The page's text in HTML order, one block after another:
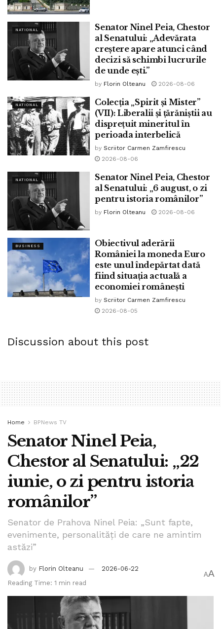
Tags: Guvern Veștea
NATIONAL
Senator Ninel Peia, Chestor
al Senatului: „Adevărata
creștere apare atunci când
decizi să schimbi lucrurile
de unde ești.”
by Florin Olteanu 2026-08-06
NATIONAL
Colecția „Spirit și Mister”
(VII): Liberalii și țărăniștii au
disprețuit mineritul în
perioada interbelică
by Scriitor Carmen Zamfirescu
2026-08-06
NATIONAL
Senator Ninel Peia, Chestor
al Senatului: „6 august, o zi
pentru istoria românilor”
by Florin Olteanu 2026-08-06
BUSINESS
Obiectivul aderării
României la moneda Euro
este unul îndepărtat dată
fiind situația actuală a
economiei românești
by Scriitor Carmen Zamfirescu
2026-08-05
Discussion about this post
Home BPNews TV
Senator Ninel Peia,
Chestor al Senatului: „22
iunie, o zi pentru istoria
românilor”
Senator de Prahova Ninel Peia: „Sunt fapte,
evenimente, personalități de care ne amintim
astăzi”
by Florin Olteanu
2026-06-22
Reading Time: 1 min read
AA